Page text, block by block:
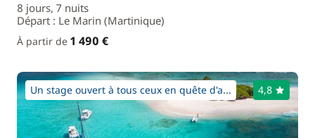
8 jours, 7 nuits
Départ : Le Marin (Martinique)
À partir de 1 490 €
Un stage ouvert à tous ceux en quête d'a... 4,8